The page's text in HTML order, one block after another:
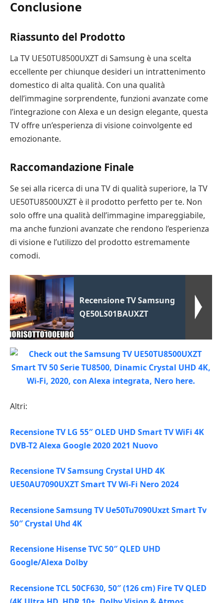
Conclusione
Riassunto del Prodotto
La TV UE50TU8500UXZT di Samsung è una scelta
eccellente per chiunque desideri un intrattenimento
domestico di alta qualità. Con una qualità
dell’immagine sorprendente, funzioni avanzate come
l’integrazione con Alexa e un design elegante, questa
TV offre un’esperienza di visione coinvolgente ed
emozionante.
Raccomandazione Finale
Se sei alla ricerca di una TV di qualità superiore, la TV
UE50TU8500UXZT è il prodotto perfetto per te. Non
solo offre una qualità dell’immagine impareggiabile,
ma anche funzioni avanzate che rendono l’esperienza
di visione e l’utilizzo del prodotto estremamente
comodi.
Recensione TV Samsung
QE50LS01BAUXZT
Altri:
Recensione TV LG 55″ OLED UHD Smart TV WiFi 4K
DVB-T2 Alexa Google 2020 2021 Nuovo
Recensione TV Samsung Crystal UHD 4K
UE50AU7090UXZT Smart TV Wi-Fi Nero 2024
Recensione Samsung TV Ue50Tu7090Uxzt Smart Tv
50″ Crystal Uhd 4K
Recensione Hisense TVC 50″ QLED UHD
Google/Alexa Dolby
Recensione TCL 50CF630, 50″ (126 cm) Fire TV QLED